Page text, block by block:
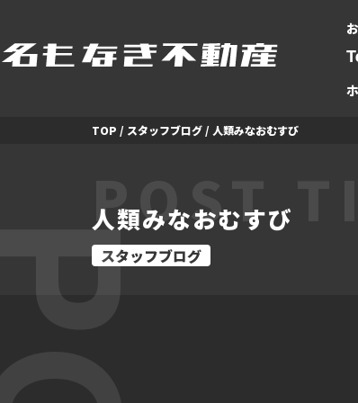
TOP / スタッフブログ / 人類みなおむすび
POST
人類みなおむすび
スタッフブログ